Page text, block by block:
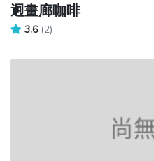
迥畫廊咖啡
3.6 (2)